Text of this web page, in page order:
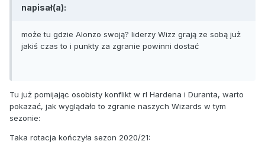
napisał(a):
może tu gdzie Alonzo swoją? liderzy Wizz grają ze sobą już
jakiś czas to i punkty za zgranie powinni dostać
Tu już pomijając osobisty konflikt w rl Hardena i Duranta, warto
pokazać, jak wyglądało to zgranie naszych Wizards w tym
sezonie:
Taka rotacja kończyła sezon 2020/21: